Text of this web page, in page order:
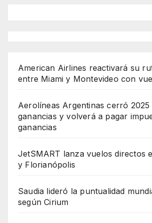
American Airlines reactivará su
entre Miami y Montevideo con
Aerolíneas Argentinas cerró
ganancias y volverá a pagar
ganancias
JetSMART lanza vuelos directos
y Florianópolis
Saudia lideró la puntualidad
según Cirium